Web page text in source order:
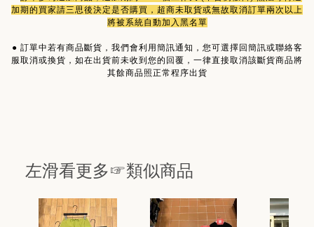
加期的買家請三思後決定是否購買，超商未取貨或無故取消訂單兩次以上
將被系統自動加入黑名單
● 訂單中若有商品斷貨，我們會利用簡訊通知，您可選擇回簡訊或聯絡客
服取消或換貨，如在出貨前未收到您的回覆，一律直接取消該斷貨商品將
其餘商品照正常程序出貨
左滑看更多☞類似商品